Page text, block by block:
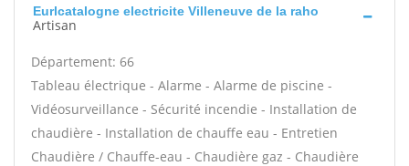
Eurlcatalogne electricite Villeneuve de la raho
Artisan
Département: 66
Tableau électrique - Alarme - Alarme de piscine -
Vidéosurveillance - Sécurité incendie - Installation de
chaudière - Installation de chauffe eau - Entretien
Chaudière / Chauffe-eau - Chaudière gaz - Chaudière